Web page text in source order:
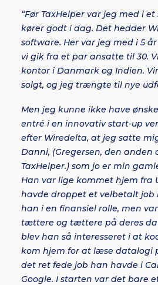
“Før TaxHelper var jeg med i
kører godt i dag. Det hedder
software. Her var jeg med i 5
vi gik fra et par ansatte til 30.
kontor i Danmark og Indien.
solgt, og jeg trængte til nye
Men jeg kunne ikke have
entré i en innovativ start-up
efter Wiredelta, at jeg satte
Danni, (Gregersen, den anden
TaxHelper.) som jo er min
Han var lige kommet hjem fra
havde droppet et velbetalt job
han i en finansiel rolle, men
tættere og tættere på deres
blev han så interesseret i at
kom hjem for at læse datalogi
det ret fede job han havde i
Google. I starten var det bare